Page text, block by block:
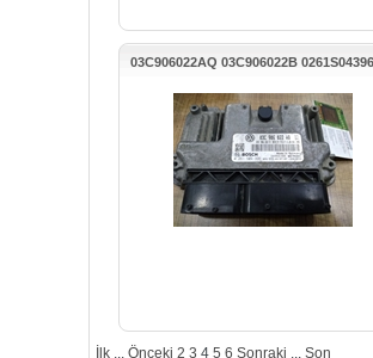
03C906022AQ 03C906022B
İlk ... Önceki 2 3 4 5 6 Sonraki ... Son